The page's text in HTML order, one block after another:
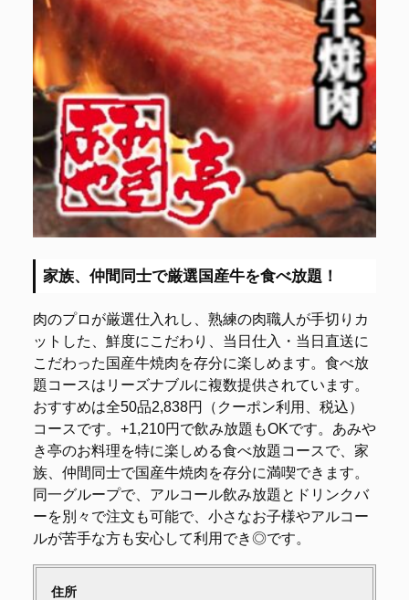
家族、仲間同士で厳選国産牛を食べ放題！
肉のプロが厳選仕入れし、熟練の肉職人が手切りカ
ットした、鮮度にこだわり、当日仕入・当日直送に
こだわった国産牛焼肉を存分に楽しめます。食べ放
題コースはリーズナブルに複数提供されています。
おすすめは全50品2,838円（クーポン利用、税込）
コースです。+1,210円で飲み放題もOKです。あみや
き亭のお料理を特に楽しめる食べ放題コースで、家
族、仲間同士で国産牛焼肉を存分に満喫できます。
同一グループで、アルコール飲み放題とドリンクバ
ーを別々で注文も可能で、小さなお子様やアルコー
ルが苦手な方も安心して利用でき◎です。
住所